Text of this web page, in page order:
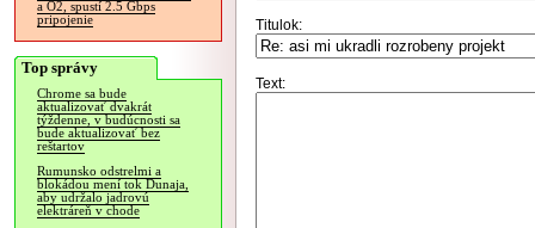
a O2, spustí 2.5 Gbps
pripojenie
Top správy
Chrome sa bude
aktualizovať dvakrát
týždenne, v budúcnosti sa
bude aktualizovať bez
reštartov
Rumunsko odstrelmi a
blokádou mení tok Dunaja,
aby udržalo jadrovú
elektráreň v chode
Titulok:
Text: